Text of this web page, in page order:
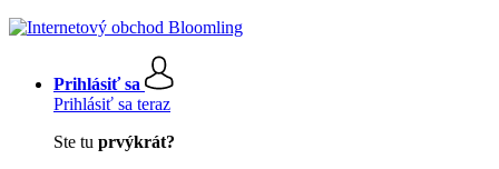
Prihlásiť sa
Prihlásiť sa teraz
Ste tu prvýkrát?